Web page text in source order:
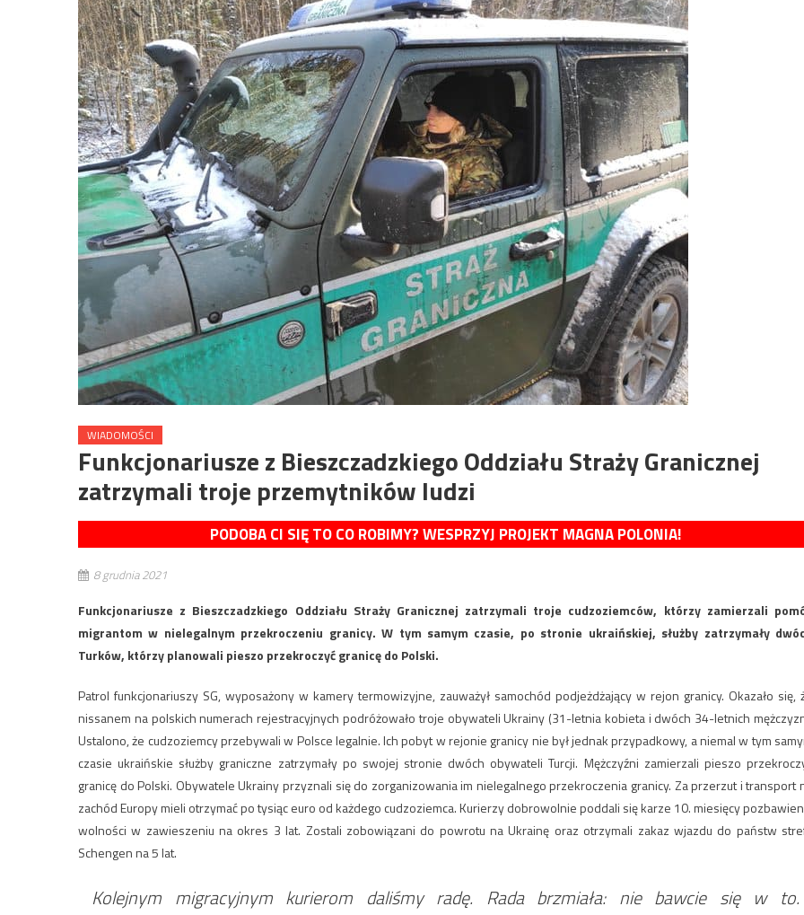
WIADOMOŚCI
Funkcjonariusze z Bieszczadzkiego Oddziału Straży Granicznej
zatrzymali troje przemytników ludzi
PODOBA CI SIĘ TO CO ROBIMY? WESPRZYJ PROJEKT MAGNA POLONIA!
8 grudnia 2021
Funkcjonariusze z Bieszczadzkiego Oddziału Straży Granicznej zatrzymali troje cudzoziemców, którzy zamierzali
migrantom w nielegalnym przekroczeniu granicy. W tym samym czasie, po stronie ukraińskiej, służby zatrzymały
Turków, którzy planowali pieszo przekroczyć granicę do Polski.
Patrol funkcjonariuszy SG, wyposażony w kamery termowizyjne, zauważył samochód podjeżdżający w rejon granicy. Okazało się,
nissanem na polskich numerach rejestracyjnych podróżowało troje obywateli Ukrainy (31-letnia kobieta i dwóch 34-letnich
Ustalono, że cudzoziemcy przebywali w Polsce legalnie. Ich pobyt w rejonie granicy nie był jednak przypadkowy, a niemal w tym
czasie ukraińskie służby graniczne zatrzymały po swojej stronie dwóch obywateli Turcji. Mężczyźni zamierzali pieszo
granicę do Polski. Obywatele Ukrainy przyznali się do zorganizowania im nielegalnego przekroczenia granicy. Za przerzut i transport
zachód Europy mieli otrzymać po tysiąc euro od każdego cudzoziemca. Kurierzy dobrowolnie poddali się karze 10. miesięcy
wolności w zawieszeniu na okres 3 lat. Zostali zobowiązani do powrotu na Ukrainę oraz otrzymali zakaz wjazdu do państw
Schengen na 5 lat.
Kolejnym migracyjnym kurierom daliśmy radę. Rada brzmiała: nie bawcie się w to.